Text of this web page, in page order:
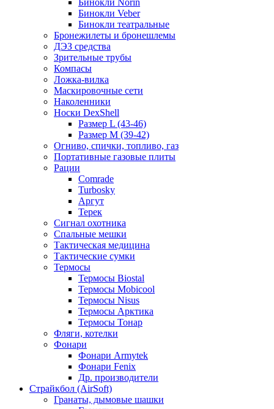
Бинокли Veber
Бинокли театральные
Бронежилеты и бронешлемы
ДЭЗ средства
Зрительные трубы
Компасы
Ложка-вилка
Маскировочные сети
Наколенники
Носки DexShell
Размер L (43-46)
Размер M (39-42)
Огниво, спички, топливо, газ
Портативные газовые плиты
Рации
Comrade
Turbosky
Аргут
Терек
Сигнал охотника
Спальные мешки
Тактическая медицина
Тактические сумки
Термосы
Термосы Biostal
Термосы Mobicool
Термосы Nisus
Термосы Арктика
Термосы Тонар
Фляги, котелки
Фонари
Фонари Armytek
Фонари Fenix
Др. производители
Страйкбол (AirSoft)
Гранаты, дымовые шашки